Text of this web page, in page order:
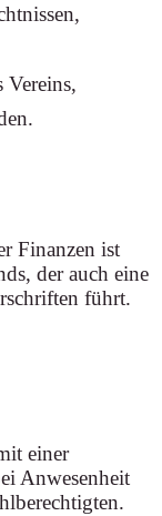
Vereins,
Finanzen ist
der auch eine
führt.
einer
Anwesenheit